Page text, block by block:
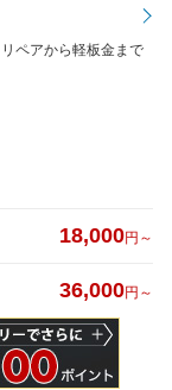
ペアから軽板金まで
18,000円～
36,000円～